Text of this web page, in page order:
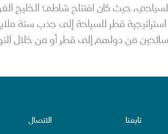
حيث كان افتتاح شاطئ الخليج
من أحدث مناطق الجذب في البلاد. وبحلول العام 2030، تهدف استراتيجية قطر للسياحة
سفر السائحين من دولهم إلى قطر أو من
تابعنا الاتصال